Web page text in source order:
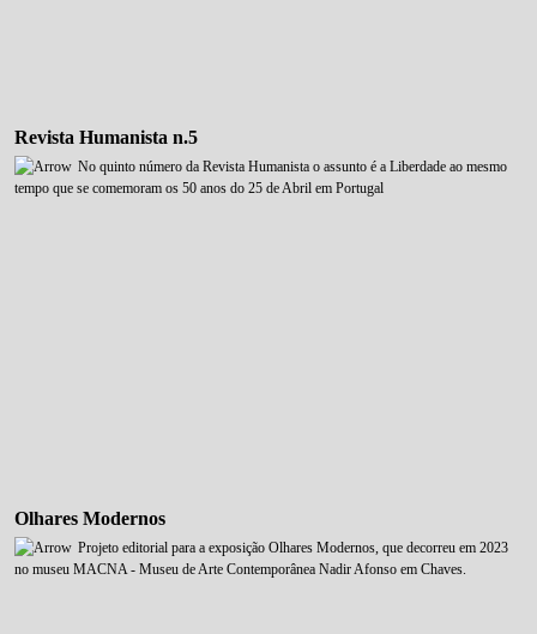
Revista Humanista n.5
No quinto número da Revista Humanista o assunto é a Liberdade ao mesmo
tempo que se comemoram os 50 anos do 25 de Abril em Portugal
Olhares Modernos
Projeto editorial para a exposição Olhares Modernos, que decorreu em 2023
no museu MACNA - Museu de Arte Contemporânea Nadir Afonso em Chaves.